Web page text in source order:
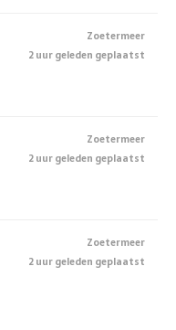
Zoetermeer
2 uur geleden geplaatst
Zoetermeer
2 uur geleden geplaatst
Zoetermeer
2 uur geleden geplaatst